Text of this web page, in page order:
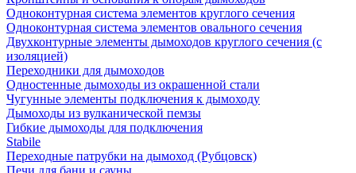
Одноконтурная система элементов круглого сечения
Одноконтурная система элементов овального сечения
Двухконтурные элементы дымоходов круглого сечения (с
изоляцией)
Переходники для дымоходов
Одностенные дымоходы из окрашенной стали
Чугунные элементы подключения к дымоходу
Дымоходы из вулканической пемзы
Гибкие дымоходы для подключения
Stabile
Переходные патрубки на дымоход (Рубцовск)
Печи для бани и сауны